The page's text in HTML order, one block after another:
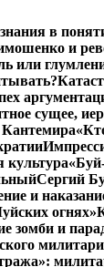
в
и
или
сущее,
культура
Сергий
и
огнях»
зомби и